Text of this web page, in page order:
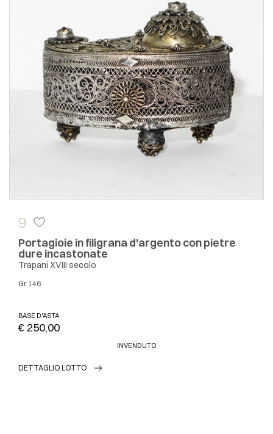
9
Portagioie in filigrana d'argento con pietre
dure incastonate
Trapani XVIII secolo
gr.146
BASE D'ASTA
€ 250,00
INVENDUTO
DETTAGLIO LOTTO